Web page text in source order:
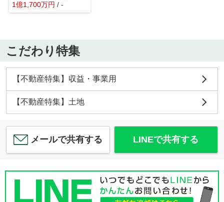
1億1,700万円 / -
こだわり特集
【不動産特集】収益・事業用
【不動産特集】土地
メールで共有する LINEで共有する